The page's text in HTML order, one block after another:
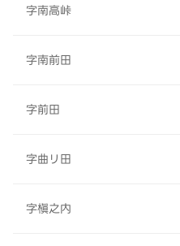
字南高峠
字南前田
字前田
字曲リ田
字槇之内